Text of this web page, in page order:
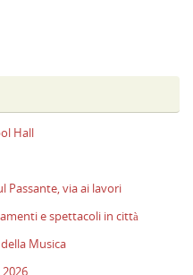
Hall
Passante, via ai lavori
e spettacoli in città
Musica
2026